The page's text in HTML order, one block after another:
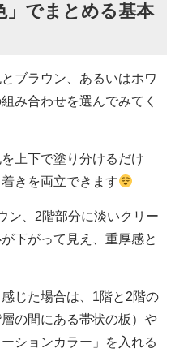
」でまとめる基本
ブラウン、あるいはホワ
み合わせを選んでみてく
上下で塗り分けるだけ
きを両立できます
ン、2階部分に淡いクリー
下がって見え、重厚感と
じた場合は、1階と2階の
の間にある帯状の板）や
ションカラー」を入れる